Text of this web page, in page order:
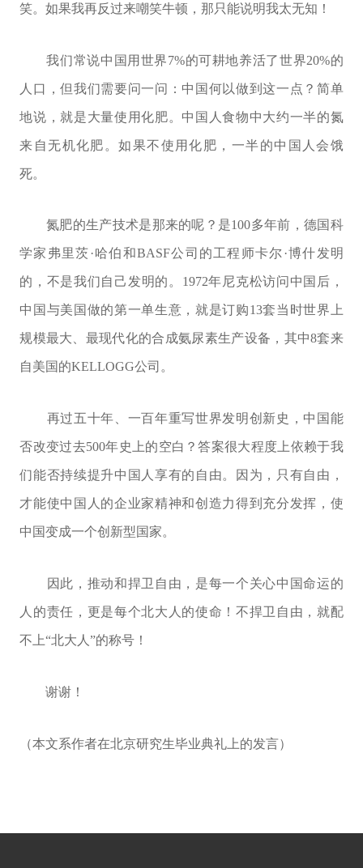
笑。如果我再反过来嘲笑牛顿，那只能说明我太无知！
我们常说中国用世界7%的可耕地养活了世界20%的
人口，但我们需要问一问：中国何以做到这一点？简单
地说，就是大量使用化肥。中国人食物中大约一半的氮
来自无机化肥。如果不使用化肥，一半的中国人会饿
死。
氮肥的生产技术是那来的呢？是100多年前，德国科
学家弗里茨·哈伯和BASF公司的工程师卡尔·博什发明
的，不是我们自己发明的。1972年尼克松访问中国后，
中国与美国做的第一单生意，就是订购13套当时世界上
规模最大、最现代化的合成氨尿素生产设备，其中8套来
自美国的KELLOGG公司。
再过五十年、一百年重写世界发明创新史，中国能
否改变过去500年史上的空白？答案很大程度上依赖于我
们能否持续提升中国人享有的自由。因为，只有自由，
才能使中国人的企业家精神和创造力得到充分发挥，使
中国变成一个创新型国家。
因此，推动和捍卫自由，是每一个关心中国命运的
人的责任，更是每个北大人的使命！不捍卫自由，就配
不上“北大人”的称号！
谢谢！
（本文系作者在北京研究生毕业典礼上的发言）